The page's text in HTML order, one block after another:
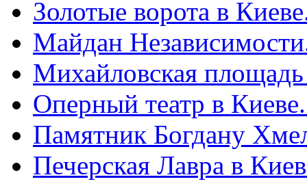
Золотые ворота в
Майдан
Михайловская
Оперный театр в
Памятник Богдану
Печерская Лавра в